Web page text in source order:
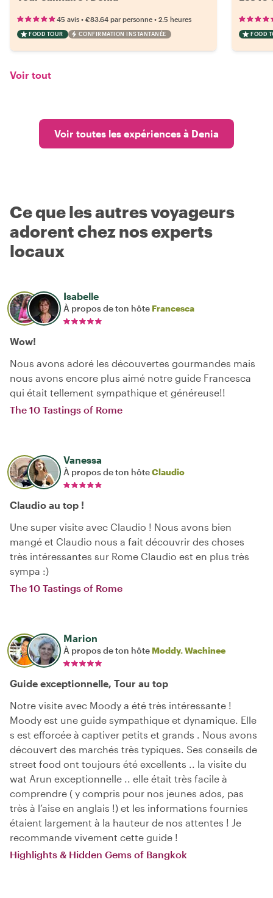
45 avis • €83.64 par personne • 2.5 heures
FOOD TOUR CONFIRMATION INSTANTANÉE FOOD
Voir tout
Voir toutes les expériences à Denia
Ce que les autres voyageurs
adorent chez nos experts
locaux
Isabelle
À propos de ton hôte Francesca
Wow!
Nous avons adoré les découvertes gourmandes mais
nous avons encore plus aimé notre guide Francesca
qui était tellement sympathique et généreuse!!
The 10 Tastings of Rome
Vanessa
À propos de ton hôteClaudio
Claudio au top !
Une super visite avec Claudio ! Nous avons bien
mangé et Claudio nous a fait découvrir des choses
très intéressantes sur Rome Claudio est en plus très
sympa :)
The 10 Tastings of Rome
Marion
À propos de ton hôte Moddy. Wachinee
Guide exceptionnelle, Tour au top
Notre visite avec Moody a été très intéressante !
Moody est une guide sympathique et dynamique. Elle
s est efforcée à captiver petits et grands . Nous avons
découvert des marchés très typiques. Ses conseils de
street food ont toujours été excellents .. la visite du
wat Arun exceptionnelle .. elle était très facile à
comprendre ( y compris pour nos jeunes ados, pas
très à l’aise en anglais !) et les informations fournies
étaient largement à la hauteur de nos attentes ! Je
recommande vivement cette guide !
Highlights & Hidden Gems of Bangkok